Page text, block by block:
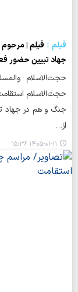
فیلم
فیلم |
جهاد تبیین حضور
حجت‌الاسلام
حجت‌الاسلام
جنگ و هم در جهاد
از…
۱۴۰۵-۰۱-۱۱ ۱۵:۳۶